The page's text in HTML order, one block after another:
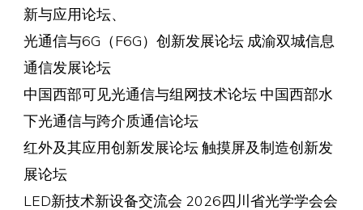
新与应用论坛、
光通信与6G（F6G）创新发展论坛 成渝双城信息
通信发展论坛
中国西部可见光通信与组网技术论坛 中国西部水
下光通信与跨介质通信论坛
红外及其应用创新发展论坛 触摸屏及制造创新发
展论坛
LED新技术新设备交流会 2026四川省光学学会会